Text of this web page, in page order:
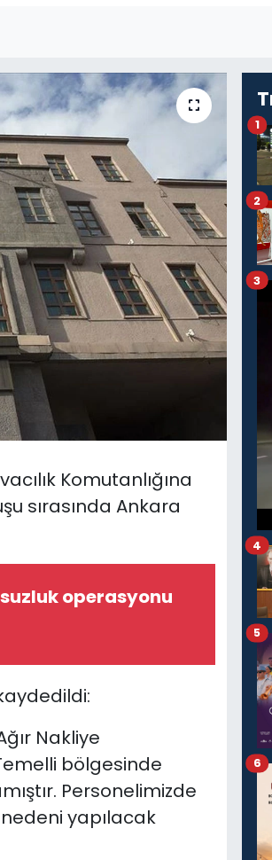
Komutanlığına
sırasında Ankara
operasyonu
Nakliye
bölgesinde
Personelimizde
yapılacak
1
2
3
4
5
6